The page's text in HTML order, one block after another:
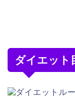
ダイエット